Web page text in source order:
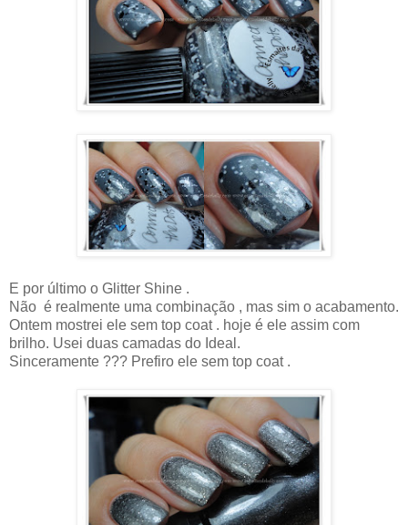
E por último o Glitter Shine .
Não é realmente uma combinação , mas sim o acabamento.
Ontem mostrei ele sem top coat . hoje é ele assim com
brilho. Usei duas camadas do Ideal.
Sinceramente ??? Prefiro ele sem top coat .